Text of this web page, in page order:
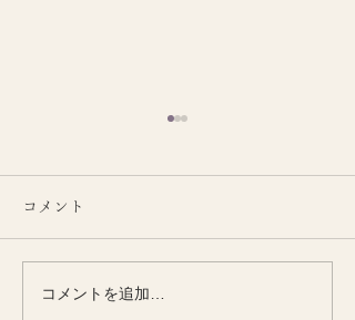
季節とともに整える
コメント
コメントを追加…